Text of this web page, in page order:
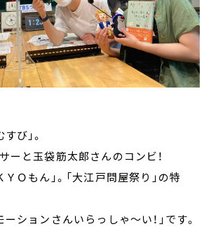
び」。
ーと玉袋筋太郎さんのコンビ！
Ｏもん」。「大江戸問屋祭り」の特
ションさんいらっしゃ～い！」です。